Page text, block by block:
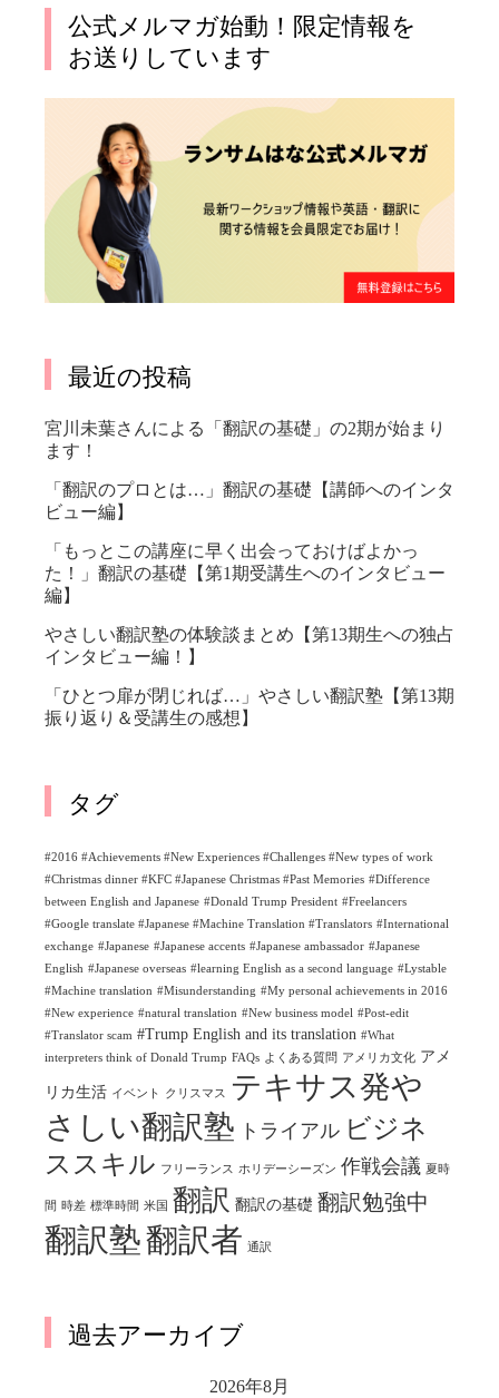
公式メルマガ始動！限定情報を
お送りしています
最近の投稿
宮川未葉さんによる「翻訳の基礎」の2期が始まり
ます！
「翻訳のプロとは…」翻訳の基礎【講師へのインタ
ビュー編】
「もっとこの講座に早く出会っておけばよかっ
た！」翻訳の基礎【第1期受講生へのインタビュー
編】
やさしい翻訳塾の体験談まとめ【第13期生への独占
インタビュー編！】
「ひとつ扉が閉じれば…」やさしい翻訳塾【第13期
振り返り＆受講生の感想】
タグ
#2016 #Achievements #New Experiences #Challenges #New types of work
#Christmas dinner #KFC #Japanese Christmas #Past Memories #Difference
between English and Japanese #Donald Trump President #Freelancers
#Google translate #Japanese #Machine Translation #Translators #International
exchange #Japanese #Japanese accents #Japanese ambassador #Japanese
English #Japanese overseas #learning English as a second language #Lystable
#Machine translation #Misunderstanding #My personal achievements in 2016
#New experience #natural translation #New business model #Post-edit
#Translator scam #Trump English and its translation #What
interpreters think of Donald Trump FAQs よくある質問 アメリカ文化 アメ
リカ生活 イベント クリスマス
テキサス発や
さしい翻訳塾 トライアル ビジネ
ススキル フリーランス ホリデーシーズン 作戦会議 夏時
間 時差 標準時間 米国 翻訳 翻訳の基礎 翻訳勉強中
翻訳塾翻訳者 通訳
過去アーカイブ
2026年8月